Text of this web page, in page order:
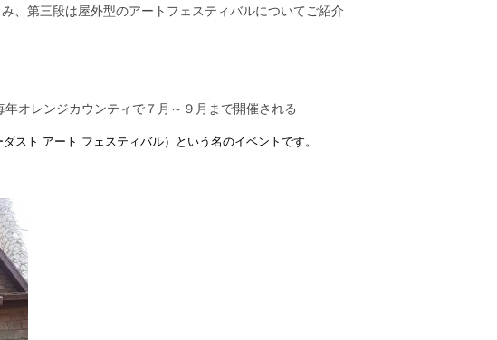
、第三段は屋外型のアートフェスティバルについてご紹介
オレンジカウンティで７月～９月まで開催される
ダスト アート フェスティバル）という名のイベントです。